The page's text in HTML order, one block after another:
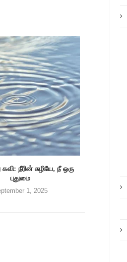
கவி: நீரின் சுழியே, நீ ஒரு
புதுமை
1, 2025